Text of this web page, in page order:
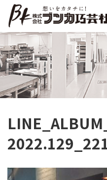
ン
ツ
へ
ス
キ
ッ
プ
ー
シ
ョ
ン
に
移
動